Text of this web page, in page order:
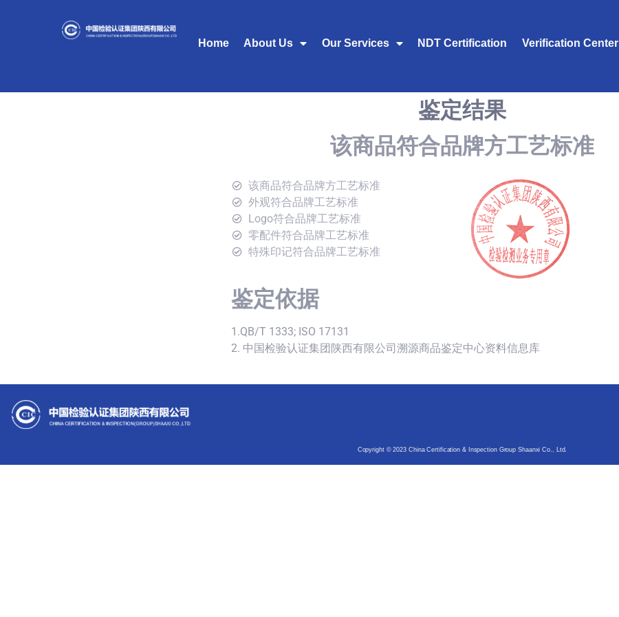
Home About Us Our Services NDT Certification Verification Center
鉴定结果
该商品符合品牌方工艺标准
该商品符合品牌方工艺标准
外观符合品牌工艺标准
Logo符合品牌工艺标准
零配件符合品牌工艺标准
特殊印记符合品牌工艺标准
鉴定依据
1.QB/T 1333; ISO 17131
2. 中国检验认证集团陕西有限公司溯源商品鉴定中心资料信息库
Copyright © 2023 China Certification & Inspection Group Shaanxi Co., Ltd.